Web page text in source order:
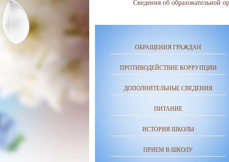
ОБРАЩЕНИЯ ГРАЖДАН
ПРОТИВОДЕЙСТВИЕ КОРРУПЦИИ
ДОПОЛНИТЕЛЬНЫЕ СВЕДЕНИЯ
ПИТАНИЕ
ИСТОРИЯ ШКОЛЫ
ПРИЕМ В ШКОЛУ
Сведения об образовательной